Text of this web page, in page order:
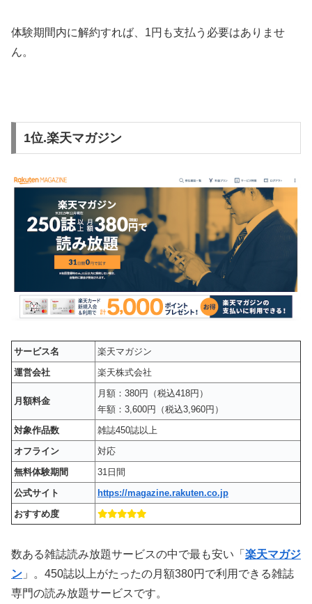
体験期間内に解約すれば、1円も支払う必要はありませ
ん。
1位.楽天マガジン
サービス名
楽天マガジン
運営会社
楽天株式会社
月額料金
月額：380円（税込418円）
年額：3,600円（税込3,960円）
対象作品数
雑誌450誌以上
オフライン
対応
無料体験期間
31日間
公式サイト
https://magazine.rakuten.co.jp
おすすめ度
数ある雑誌読み放題サービスの中で最も安い「 楽天マガジ
ン 」。450誌以上がたったの月額380円で利用できる雑誌
専門の読み放題サービスです。